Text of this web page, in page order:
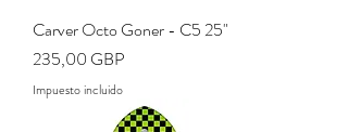
Carver Octo Goner - C5 25"
Precio
235,00 GBP
Impuesto incluido